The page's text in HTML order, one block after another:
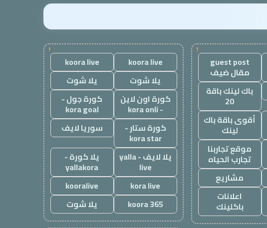
!
guest post
مقال ضيف
باك لينك باقة
20
أقوى باقة باك
لينك
موقع تجاربنا
تجارب الحياه
مشاريع
اعلانات
باكلينك
!
koora live
koora live
يلا شوت
يلا شوت
كورة اون لاين
- kora onli
كورة جول -
kora goal
كورة ستار -
kora star
سوريا لايف
يلا لايف - yalla
live
يلا كورة -
yallakora
kora live
kooralive
koora 365
يلا شوت